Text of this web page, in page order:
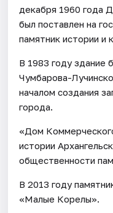
декабря 1960 года
был поставлен на
памятник истории и
В 1983 году здание
Чумбарова-
началом создания
города.
«Дом
истории
общественности
В 2013 году
«Малые Корелы».